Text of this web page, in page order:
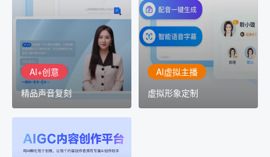
AI+创意
精品声音复刻
AI+创意：AIGC 能力集中
展示窗口，体验 AIGC 给
生活和生产带来的改变
AI虚拟主播
虚拟形象定制
讯飞智作：让每一个内容
创作者高效生产灵活定制